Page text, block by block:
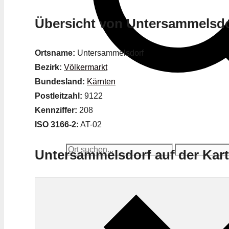
Übersicht von
Ortsname: Untersammelsdorf
Bezirk: Völkermarkt
Bundesland: Kärnten
Postleitzahl: 9122
Kennziffer: 208
ISO 3166-2: AT-02
Untersammelsdorf auf der